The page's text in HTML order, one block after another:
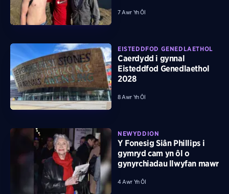
7 Awr Yn Ôl
EISTEDDFOD GENEDLAETHOL
Caerdydd i gynnal
Eisteddfod Genedlaethol
2028
8 Awr Yn Ôl
NEWYDDION
Y Fonesig Siân Phillips i
gymryd cam yn ôl o
gynyrchiadau llwyfan mawr
4 Awr Yn Ôl